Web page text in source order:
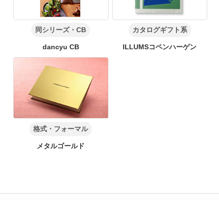
同シリーズ・CB
dancyu CB
カタログギフト系
ILLUMSコペンハーゲン
格式・フォーマル
メタルゴールド